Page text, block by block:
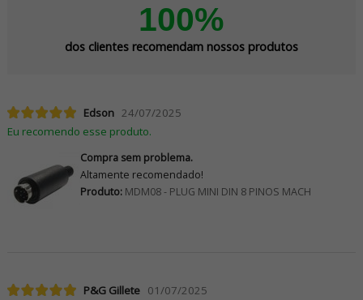
100%
dos clientes recomendam nossos produtos
Edson 24/07/2025
Eu recomendo esse produto.
Compra sem problema.
Altamente recomendado!
Produto:MDM08 - PLUG MINI DIN 8 PINOS MACH
P&G Gillete 01/07/2025